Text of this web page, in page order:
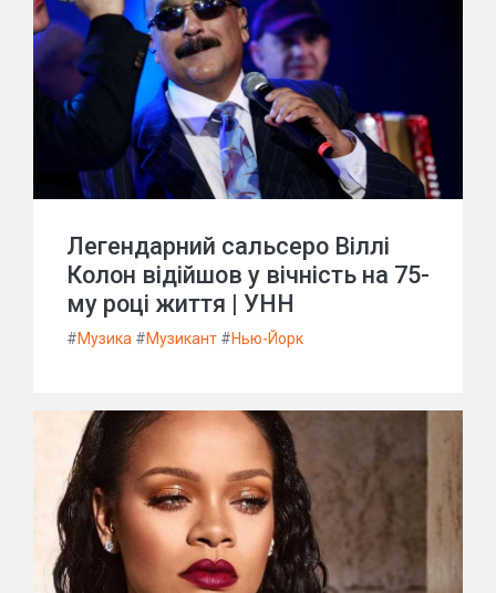
Легендарний сальсеро Віллі
Колон відійшов у вічність на 75-
му році життя | УНН
#Музика #Музикант #Нью-Йорк